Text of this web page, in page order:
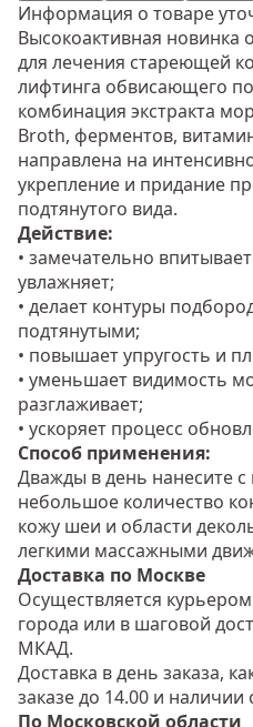
Информация о товаре
Высокоактивная новинка
для лечения стареющей
лифтинга обвисающего
комбинация экстракта
Broth, ферментов,
направлена на
укрепление и придание
подтянутого вида.
Действие:
• замечательно
увлажняет;
• делает контуры
подтянутыми;
• повышает упругость и
• уменьшает видимость
разглаживает;
• ускоряет процесс
Способ применения:
Дважды в день нанесите
небольшое количество
кожу шеи и области
легкими массажными
Доставка по Москве
Осуществляется
города или в шаговой
МКАД.
Доставка в день заказа,
заказе до 14.00 и
По Московской области